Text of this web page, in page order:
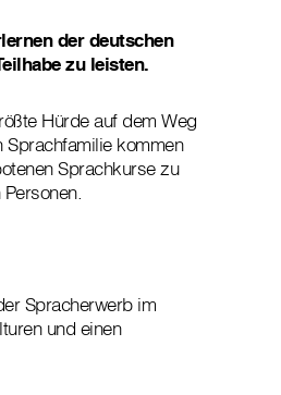
der deutschen
zu leisten.
Hürde auf dem Weg
kommen
Sprachkurse zu
Spracherwerb im
und einen